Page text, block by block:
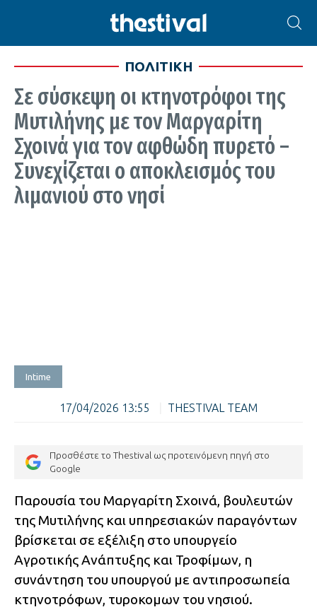
ΠΟΛΙΤΙΚΗ
Σε σύσκεψη οι κτηνοτρόφοι της
Μυτιλήνης με τον Μαργαρίτη
Σχοινά για τον αφθώδη πυρετό –
Συνεχίζεται ο αποκλεισμός του
λιμανιού στο νησί
Intime
17/04/2026 13:55 THESTIVAL TEAM
Προσθέστε το Thestival ως προτεινόμενη πηγή στο
Google
Παρουσία του Μαργαρίτη Σχοινά, βουλευτών
της Μυτιλήνης και υπηρεσιακών παραγόντων
βρίσκεται σε εξέλιξη στο υπουργείο
Αγροτικής Ανάπτυξης και Τροφίμων, η
συνάντηση του υπουργού με αντιπροσωπεία
κτηνοτρόφων, τυροκομων του νησιού.